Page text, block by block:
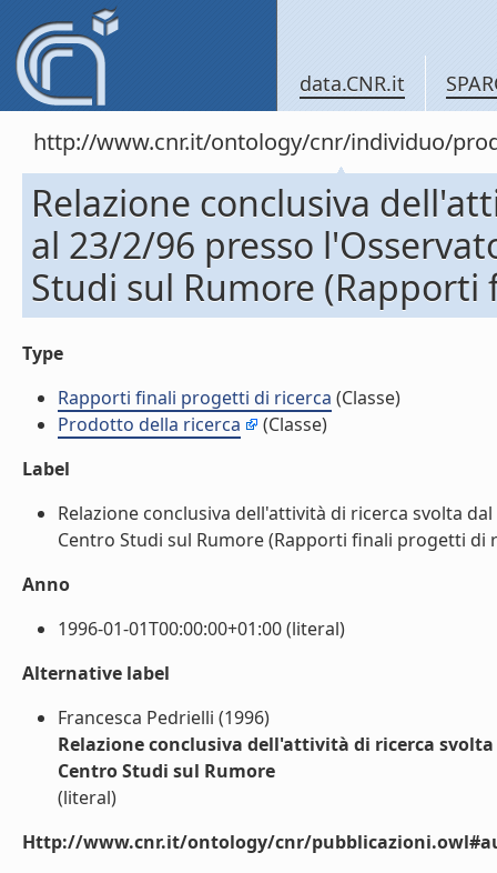
data.CNR.it
http://www.cnr.it/ontology/cnr/individuo/
Relazione conclusiva
al 23/2/96 presso
Studi sul Rumore
Type
Rapporti finali progetti di ricerca (Classe)
Prodotto della ricerca
(Classe)
Label
Relazione conclusiva dell'attività di ricerca svolta
Centro Studi sul Rumore (Rapporti finali progetti di
Anno
1996-01-01T00:00:00+01:00 (literal)
Alternative label
Francesca Pedrielli (1996)
Relazione conclusiva dell'attività di ricerca
Centro Studi sul Rumore
(literal)
Http://www.cnr.it/ontology/cnr/